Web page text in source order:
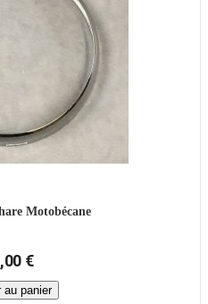
Motobécane
€
au panier